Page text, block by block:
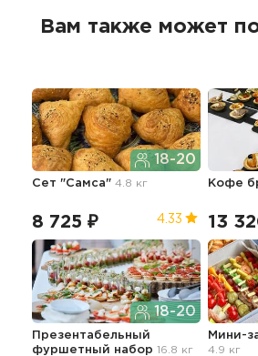
Вам также может
18-20
Сет "Самса" 4.8 кг
8 725 ₽ 4.33
Кофе
13
18-20
Презентабельный
фуршетный набор 16.8 кг
Мини-
4.9 кг